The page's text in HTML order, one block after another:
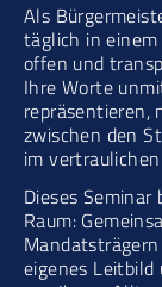
Als
täglich in
offen und
Ihre Worte
repräsentieren,
zwischen den
im
Dieses
Raum:
eigenes